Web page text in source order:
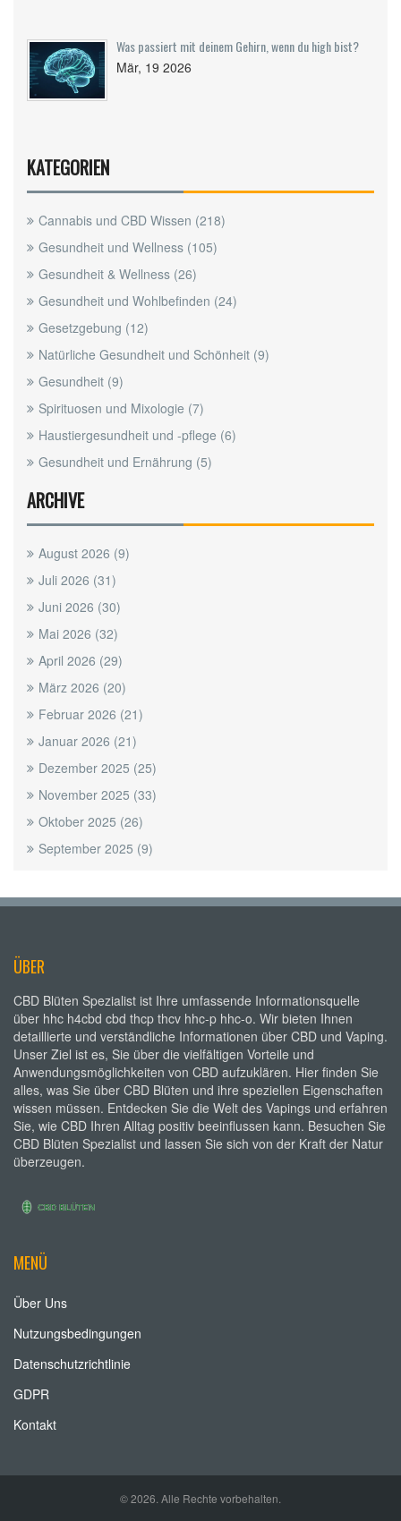
Was passiert mit deinem Gehirn, wenn du high bist?
Mär, 19 2026
KATEGORIEN
Cannabis und CBD Wissen (218)
Gesundheit und Wellness (105)
Gesundheit & Wellness (26)
Gesundheit und Wohlbefinden (24)
Gesetzgebung (12)
Natürliche Gesundheit und Schönheit (9)
Gesundheit (9)
Spirituosen und Mixologie (7)
Haustiergesundheit und -pflege (6)
Gesundheit und Ernährung (5)
ARCHIVE
August 2026 (9)
Juli 2026 (31)
Juni 2026 (30)
Mai 2026 (32)
April 2026 (29)
März 2026 (20)
Februar 2026 (21)
Januar 2026 (21)
Dezember 2025 (25)
November 2025 (33)
Oktober 2025 (26)
September 2025 (9)
ÜBER
CBD Blüten Spezialist ist Ihre umfassende Informationsquelle
über hhc h4cbd cbd thcp thcv hhc-p hhc-o. Wir bieten Ihnen
detaillierte und verständliche Informationen über CBD und Vaping.
Unser Ziel ist es, Sie über die vielfältigen Vorteile und
Anwendungsmöglichkeiten von CBD aufzuklären. Hier finden Sie
alles, was Sie über CBD Blüten und ihre speziellen Eigenschaften
wissen müssen. Entdecken Sie die Welt des Vapings und erfahren
Sie, wie CBD Ihren Alltag positiv beeinflussen kann. Besuchen Sie
CBD Blüten Spezialist und lassen Sie sich von der Kraft der Natur
überzeugen.
MENÜ
Über Uns
Nutzungsbedingungen
Datenschutzrichtlinie
GDPR
Kontakt
© 2026. Alle Rechte vorbehalten.